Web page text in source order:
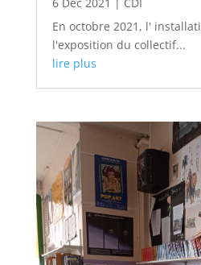
En octobre 2021, l'
l'exposition du collectif...
lire plus